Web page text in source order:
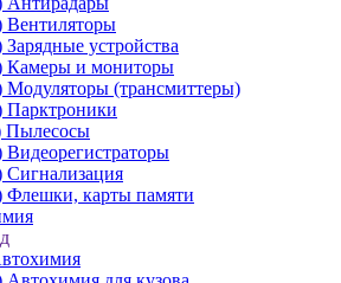
Вентиляторы
Зарядные устройства
Камеры и мониторы
Модуляторы (трансмиттеры)
Парктроники
Пылесосы
Видеорегистраторы
Сигнализация
Флешки, карты памяти